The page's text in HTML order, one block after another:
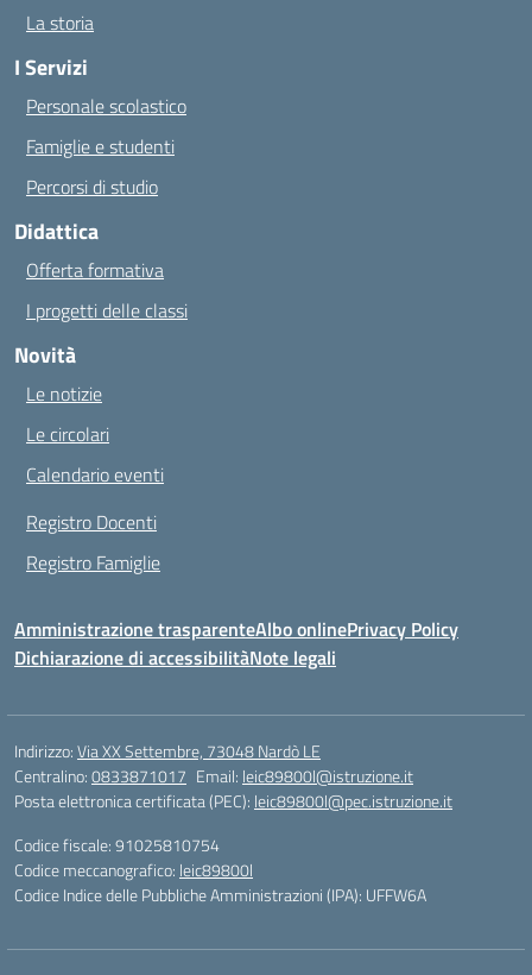
La storia
I Servizi
Personale scolastico
Famiglie e studenti
Percorsi di studio
Didattica
Offerta formativa
I progetti delle classi
Novità
Le notizie
Le circolari
Calendario eventi
Registro Docenti
Registro Famiglie
Amministrazione trasparenteAlbo onlinePrivacy Policy
Dichiarazione di accessibilitàNote legali
Indirizzo:Via XX Settembre, 73048 Nardò LE
Centralino:0833871017 Email: leic89800l@istruzione.it
Posta elettronica certificata (PEC): leic89800l@pec.istruzione.it
Codice fiscale: 91025810754
Codice meccanografico: leic89800l
Codice Indice delle Pubbliche Amministrazioni (IPA): UFFW6A